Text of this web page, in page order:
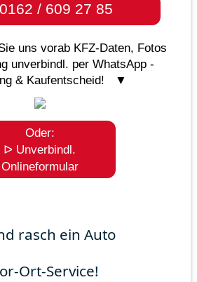
/ 609 27 85
uns vorab KFZ-Daten, Fotos
unverbindl. per WhatsApp -
& Kaufentscheid! ▼
Oder:
ᐅ Unverbindl.
Onlineformular
rasch ein Auto
Ort-Service!